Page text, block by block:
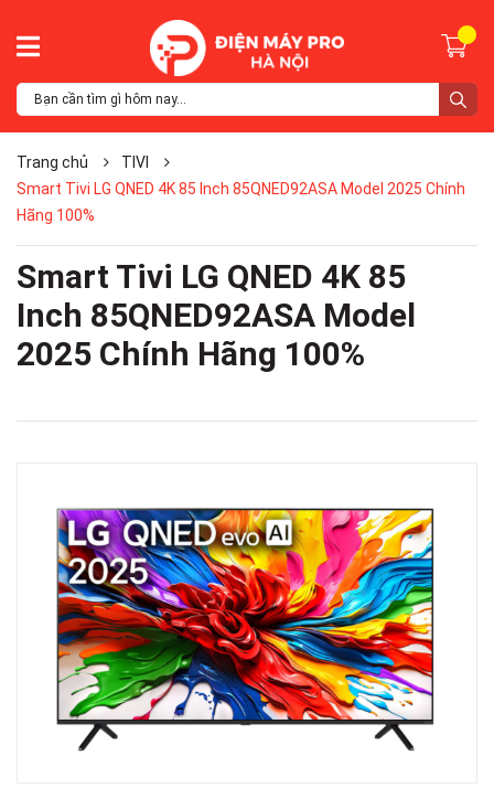
Trang chủ
TIVI
Smart Tivi LG QNED 4K 85 Inch 85QNED92ASA Model 2025 Chính
Hãng 100%
Smart Tivi LG QNED 4K 85
Inch 85QNED92ASA Model
2025 Chính Hãng 100%